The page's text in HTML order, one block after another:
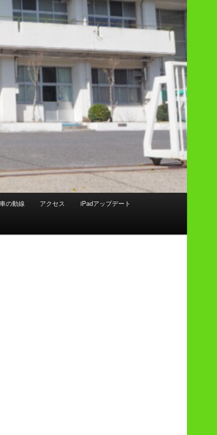
の動線 アクセス iPadアップデート